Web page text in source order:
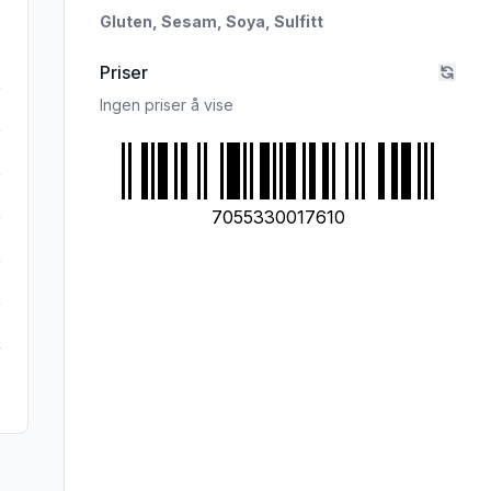
Gluten, Sesam, Soya, Sulfitt
Priser
Ingen priser å vise
7055330017610